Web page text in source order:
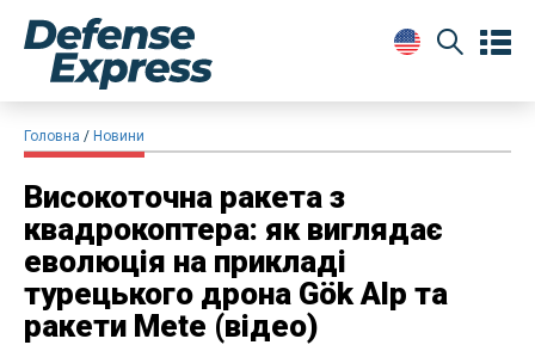
Головна Новини
Високоточна ракета з
квадрокоптера: як виглядає
еволюція на прикладі
турецького дрона Gök Alp та
ракети Mete (відео)